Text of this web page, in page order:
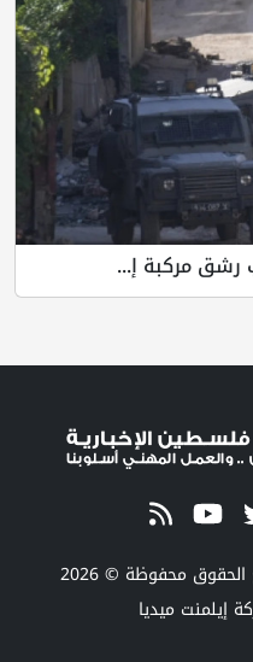
رشق مركبة إ...
محفوظة © 2026
إيلمنت ميديا